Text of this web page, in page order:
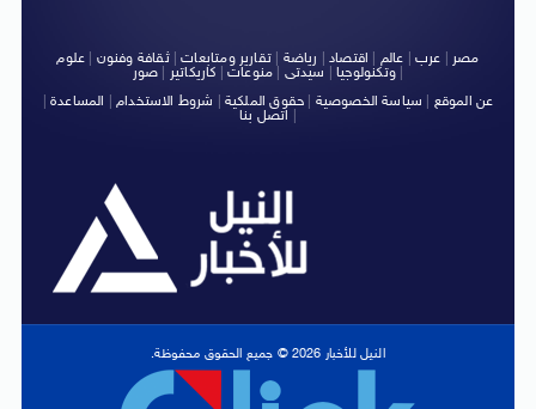
مصر عرب عالم اقتصاد رياضة |تقارير ومتابعات|ثقافة وفنون
علوم
وتكنولوجيا| سيدتى منوعات كاريكاتير صور
|
عن الموقع
سياسة الخصوصية حقوق الملكية شروط الاستخدام| المساعدة|
اتصل بنا
النيل للأخبار 2026 © جميع الحقوق محفوظة.